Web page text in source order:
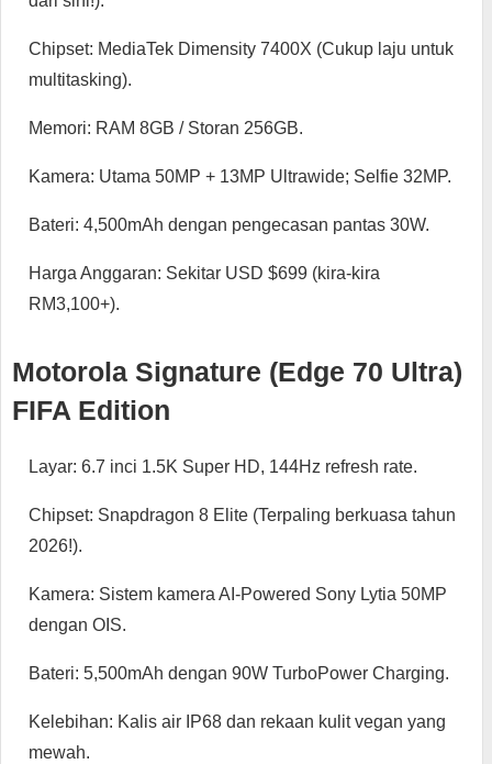
Chipset: MediaTek Dimensity 7400X (Cukup laju untuk
multitasking).
Memori: RAM 8GB / Storan 256GB.
Kamera: Utama 50MP + 13MP Ultrawide; Selfie 32MP.
Bateri: 4,500mAh dengan pengecasan pantas 30W.
Harga Anggaran: Sekitar USD $699 (kira-kira
RM3,100+).
Motorola Signature (Edge 70 Ultra)
FIFA Edition
Layar: 6.7 inci 1.5K Super HD, 144Hz refresh rate.
Chipset: Snapdragon 8 Elite (Terpaling berkuasa tahun
2026!).
Kamera: Sistem kamera AI-Powered Sony Lytia 50MP
dengan OIS.
Bateri: 5,500mAh dengan 90W TurboPower Charging.
Kelebihan: Kalis air IP68 dan rekaan kulit vegan yang
mewah.